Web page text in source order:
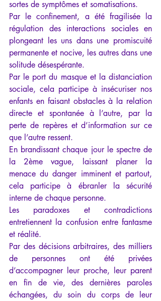
sortes de symptômes et somatisations.
Par le confinement, a été fragilisée la
régulation des interactions sociales en
plongeant les uns dans une promiscuité
permanente et nocive, les autres dans une
solitude désespérante.
Par le port du masque et la distanciation
sociale, cela participe à insécuriser nos
enfants en faisant obstacles à la relation
directe et spontanée à l’autre, par la
perte de repères et d’information sur ce
que l’autre ressent.
En brandissant chaque jour le spectre de
la 2ème vague, laissant planer la
menace du danger imminent et partout,
cela participe à ébranler la sécurité
interne de chaque personne.
Les paradoxes et contradictions
entretiennent la confusion entre fantasme
et réalité.
Par des décisions arbitraires, des milliers
de personnes ont été privées
d’accompagner leur proche, leur parent
en fin de vie, des dernières paroles
échangées, du soin du corps de leur